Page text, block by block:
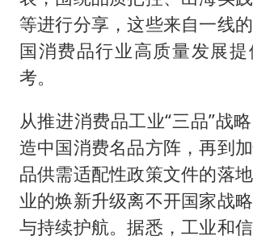
等进行分享，这些来自一线
国消费品行业高质量发展
考。
从推进消费品工业“三品”战
造中国消费名品方阵，再到
品供需适配性政策文件的落
业的焕新升级离不开国家战
与持续护航。据悉，工业和